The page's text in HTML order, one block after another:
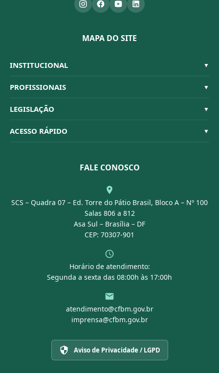
MAPA DO SITE
INSTITUCIONAL ▼
Sistema CFBM
Quem Somos
Organograma
Conselheiros
PROFISSIONAIS ▼
Habilitações
Código de Ética
Dúvidas Frequentes
LEGISLAÇÃO ▼
Resoluções
ACESSO RÁPIDO ▼
Portal Transparência
FALE CONOSCO
SCS – Quadra 07 – Ed. Torre do Pátio Brasil, Bloco A – Nº 100
Salas 806 a 812
Asa Sul – Brasília – DF
CEP: 70307-901
Horário de atendimento:
Segunda a sexta das 08:00h às 17:00h
atendimento@cfbm.gov.br
imprensa@cfbm.gov.br
Aviso de Privacidade / LGPD